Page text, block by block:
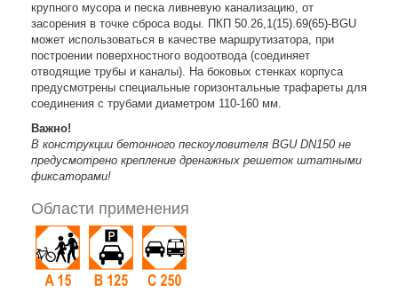
крупного мусора и песка ливневую канализацию, от
засорения в точке сброса воды. ПКП 50.26,1(15).69(65)-BGU
может использоваться в качестве маршрутизатора, при
построении поверхностного водоотвода (соединяет
отводящие трубы и каналы). На боковых стенках корпуса
предусмотрены специальные горизонтальные трафареты для
соединения с трубами диаметром 110-160 мм.
Важно!
В конструкции бетонного пескоуловителя BGU DN150 не
предусмотрено крепление дренажных решеток штатными
фиксаторами!
Области применения